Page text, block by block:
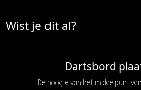
Wist je dit al?
Dartsbord
De hoogte van het middelpunt